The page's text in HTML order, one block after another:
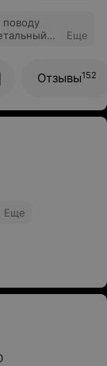
поводу
удалить
по
Еще
Отзывы152
Еще